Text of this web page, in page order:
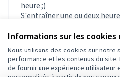
Informations sur les
Nous utilisons des cookies sur notre
performance et les contenus du
de fournir une expérience utilisateur
heure ;)
S'entraîner une ou deux
visible de tous !
Oui l'euphorie, l'exaltation
être dérangeant pour celles
rassure...
Des règles de vie sont à